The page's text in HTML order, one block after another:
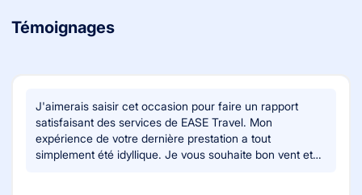
Témoignages
J'aimerais saisir cet occasion pour faire un rapport
satisfaisant des services de EASE Travel. Mon
expérience de votre dernière prestation a tout
simplement été idyllique. Je vous souhaite bon vent et